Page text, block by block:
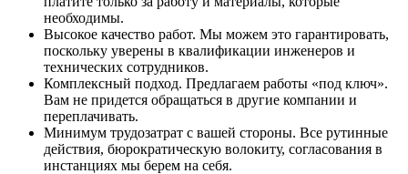
необходимы.
Высокое качество работ. Мы можем это гарантировать,
поскольку уверены в квалификации инженеров и
технических сотрудников.
Комплексный подход. Предлагаем работы «под ключ».
Вам не придется обращаться в другие компании и
переплачивать.
Минимум трудозатрат с вашей стороны. Все рутинные
действия, бюрократическую волокиту, согласования в
инстанциях мы берем на себя.